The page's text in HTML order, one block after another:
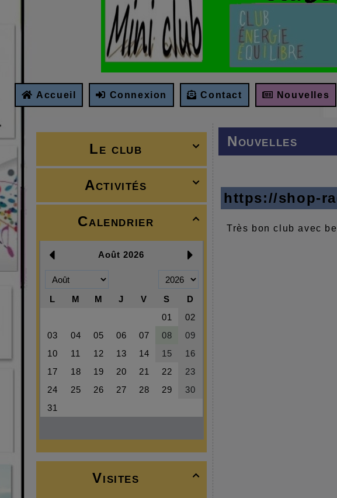
Accueil Connexion Contact Nouvelles

Le club

Activités

Calendrier

Visites
Nouvelles
https://shop-
Très bon club avec